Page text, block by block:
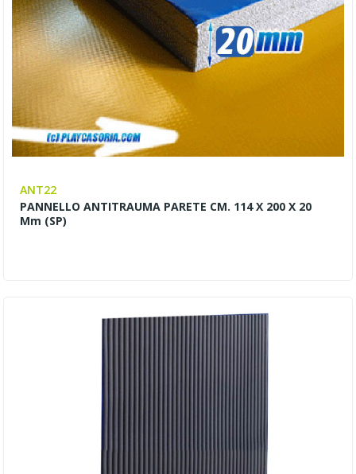
ANT22
PANNELLO ANTITRAUMA PARETE CM. 114 X 200 X 20
Mm (SP)